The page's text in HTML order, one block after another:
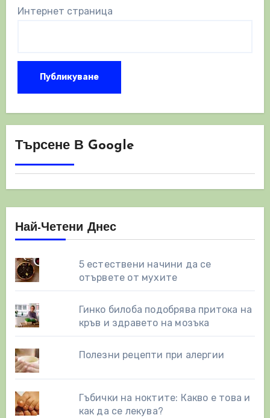
Интернет страница
Търсене В Google
Най-Четени Днес
5 естествени начини да се
отървете от мухите
Гинко билоба подобрява притока на
кръв и здравето на мозъка
Полезни рецепти при алергии
Гъбички на ноктите: Какво е това и
как да се лекува?